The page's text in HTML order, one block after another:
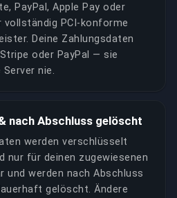
PayPal, Apple Pay oder
vollständig PCI-konforme
Deine Zahlungsdaten
oder PayPal — sie
Server nie.
nach Abschluss gelöscht
werden verschlüsselt
nur für deinen zugewiesenen
und werden nach Abschluss
gelöscht. Ändere